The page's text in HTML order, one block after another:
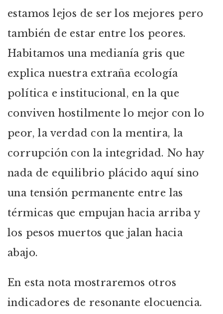
estamos lejos de ser los mejores pero
también de estar entre los peores.
Habitamos una medianía gris que
explica nuestra extraña ecología
política e institucional, en la que
conviven hostilmente lo mejor con lo
peor, la verdad con la mentira, la
corrupción con la integridad. No hay
nada de equilibrio plácido aquí sino
una tensión permanente entre las
térmicas que empujan hacia arriba y
los pesos muertos que jalan hacia
abajo.
En esta nota mostraremos otros
indicadores de resonante elocuencia.